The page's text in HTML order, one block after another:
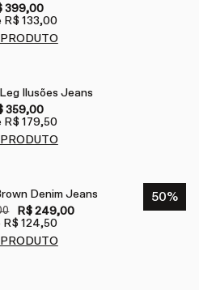
399,00
R$ 133,00
Ilusões Jeans
359,00
R$ 179,50
50%
Denim Jeans
R$ 249,00
R$ 124,50